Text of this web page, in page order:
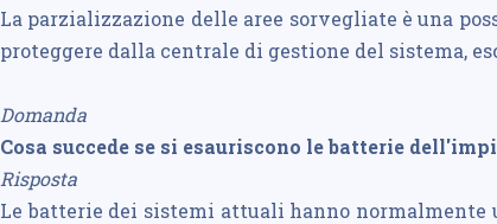
La parzializzazione delle aree sorvegliate è una
proteggere dalla centrale di gestione del sistema,
Domanda
Cosa succede se si esauriscono le batterie
Risposta
Le batterie dei sistemi attuali hanno normalmente